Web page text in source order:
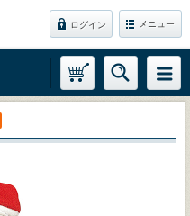
ログイン メニュー